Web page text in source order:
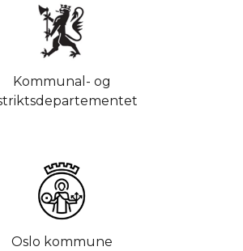
Kommunal- og
Oslo kommune